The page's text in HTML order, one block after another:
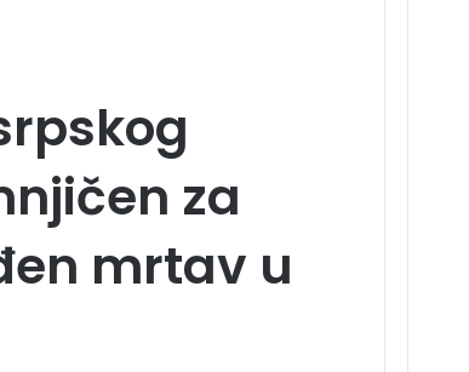
za
mrtav u